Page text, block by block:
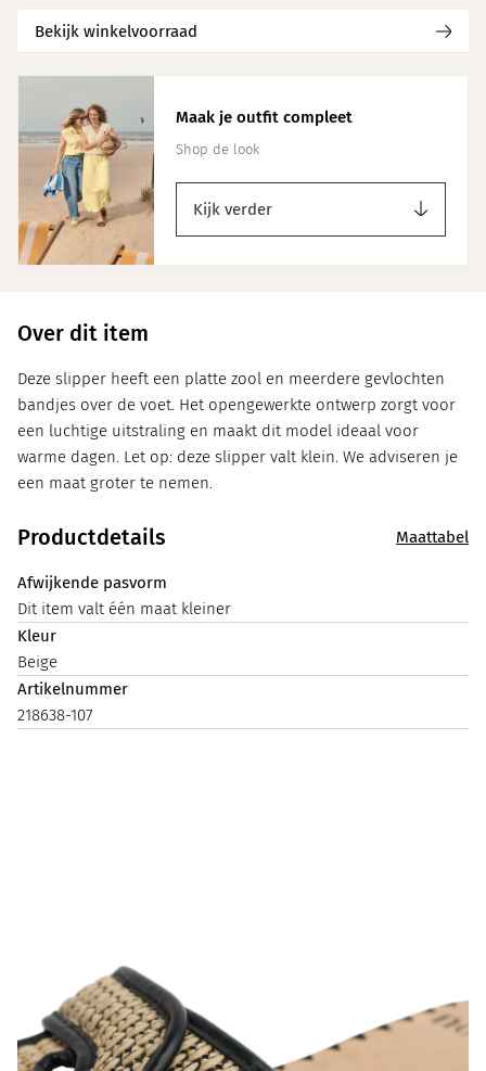
Bekijk winkelvoorraad
Maak je outfit compleet
Shop de look
Kijk verder
Over dit item
Deze slipper heeft een platte zool en meerdere gevlochten
bandjes over de voet. Het opengewerkte ontwerp zorgt voor
een luchtige uitstraling en maakt dit model ideaal voor
warme dagen. Let op: deze slipper valt klein. We adviseren je
een maat groter te nemen.
Productdetails Maattabel
Afwijkende pasvorm
Dit item valt één maat kleiner
Kleur
Beige
Artikelnummer
218638-107